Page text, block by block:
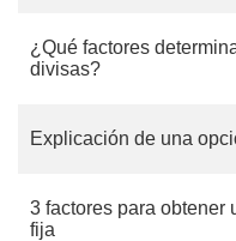
¿Qué factores
divisas?
Explicación de una
3 factores para obtener
fija